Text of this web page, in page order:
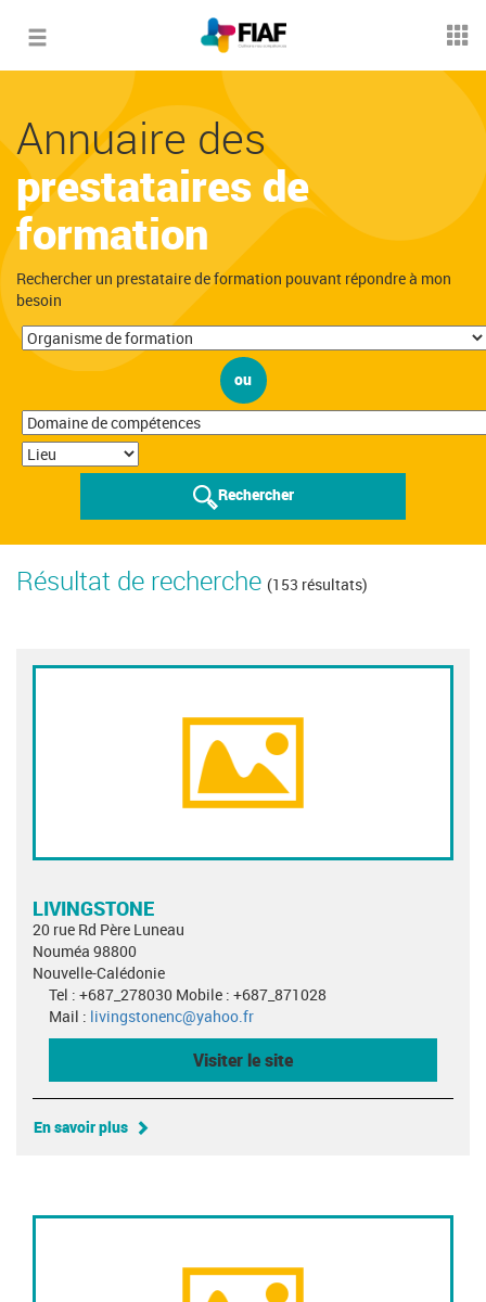
Toggle
Annuaire des
prestataires de
formation
Rechercher un prestataire de formation pouvant répondre à mon
besoin
ou
Rechercher
Résultat de recherche (153 résultats)
LIVINGSTONE
20 rue Rd Père Luneau
Nouméa 98800
Nouvelle-Calédonie
Tel : +687_278030 Mobile : +687_871028
Mail : livingstonenc@yahoo.fr
Visiter le site
En savoir plus